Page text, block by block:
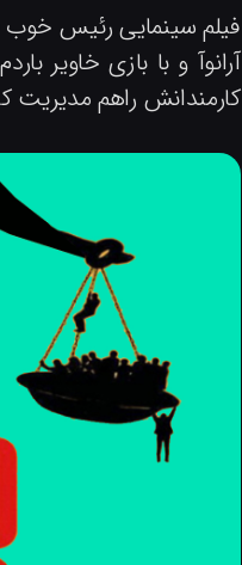
فیلم سینمایی رئیس
آرانوآ و با بازی خاویر
کارمندانش راهم مدیریت